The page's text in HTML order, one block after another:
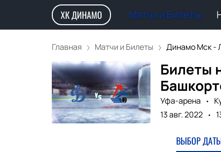
ХК ДИНАМО Матчи и Билеты
Главная Матчи и Билеты Динамо Мск -
Билеты
Уфа-арена
13 авг. 2022
ВЫБОР